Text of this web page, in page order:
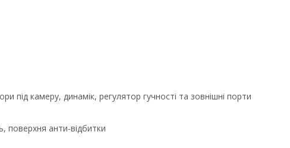
під камеру, динамік, регулятор гучності та зовнішні порти
поверхня анти-відбитки